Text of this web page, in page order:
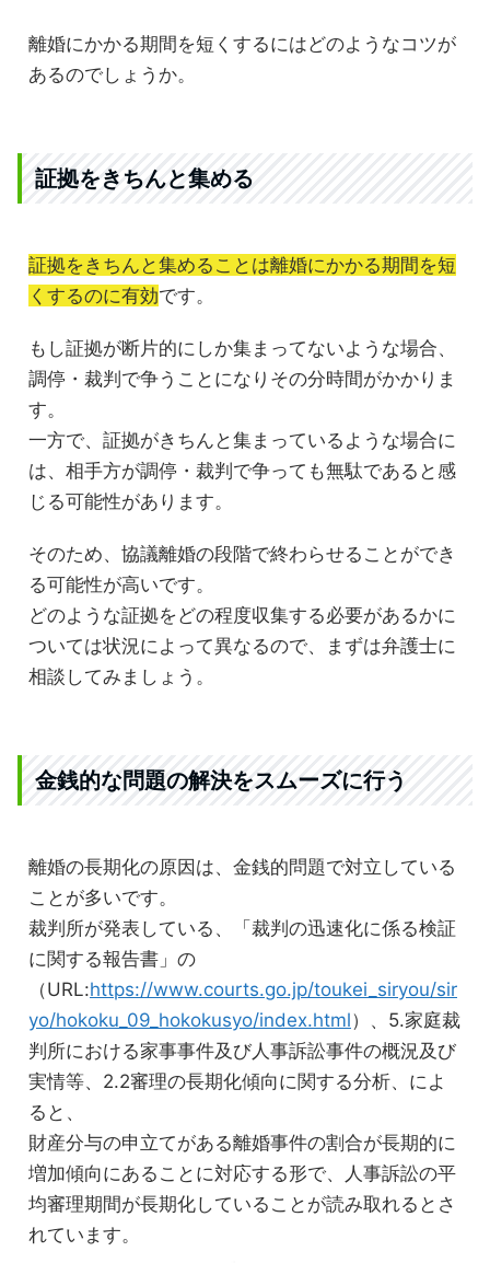
離婚にかかる期間を短くするにはどのようなコツが
あるのでしょうか。
証拠をきちんと集める
証拠をきちんと集めることは離婚にかかる期間を短
くするのに有効です。
もし証拠が断片的にしか集まってないような場合、
調停・裁判で争うことになりその分時間がかかりま
す。
一方で、証拠がきちんと集まっているような場合に
は、相手方が調停・裁判で争っても無駄であると感
じる可能性があります。
そのため、協議離婚の段階で終わらせることができ
る可能性が高いです。
どのような証拠をどの程度収集する必要があるかに
ついては状況によって異なるので、まずは弁護士に
相談してみましょう。
金銭的な問題の解決をスムーズに行う
離婚の長期化の原因は、金銭的問題で対立している
ことが多いです。
裁判所が発表している、「裁判の迅速化に係る検証
に関する報告書」の
（URL:https://www.courts.go.jp/toukei_siryou/sir
yo/hokoku_09_hokokusyo/index.html）、5.家庭裁
判所における家事事件及び人事訴訟事件の概況及び
実情等、2.2審理の長期化傾向に関する分析、によ
ると、
財産分与の申立てがある離婚事件の割合が長期的に
増加傾向にあることに対応する形で、人事訴訟の平
均審理期間が長期化していることが読み取れるとさ
れています。